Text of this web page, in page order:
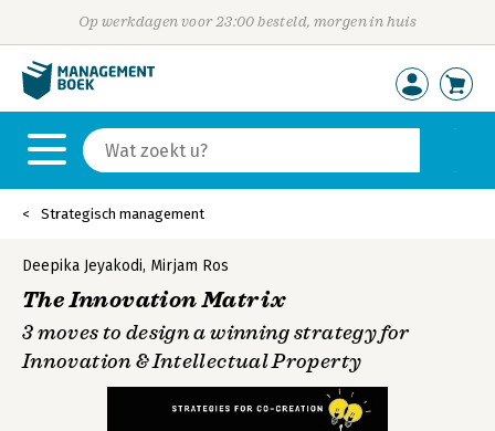
Op werkdagen voor 23:00 besteld, morgen in huis
Strategisch management
Deepika Jeyakodi, Mirjam Ros
The Innovation Matrix
3 moves to design a winning strategy for
Innovation & Intellectual Property